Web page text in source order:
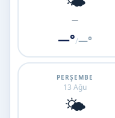
—
—°/—°
PERŞEMBE
13 Ağu
🌤️